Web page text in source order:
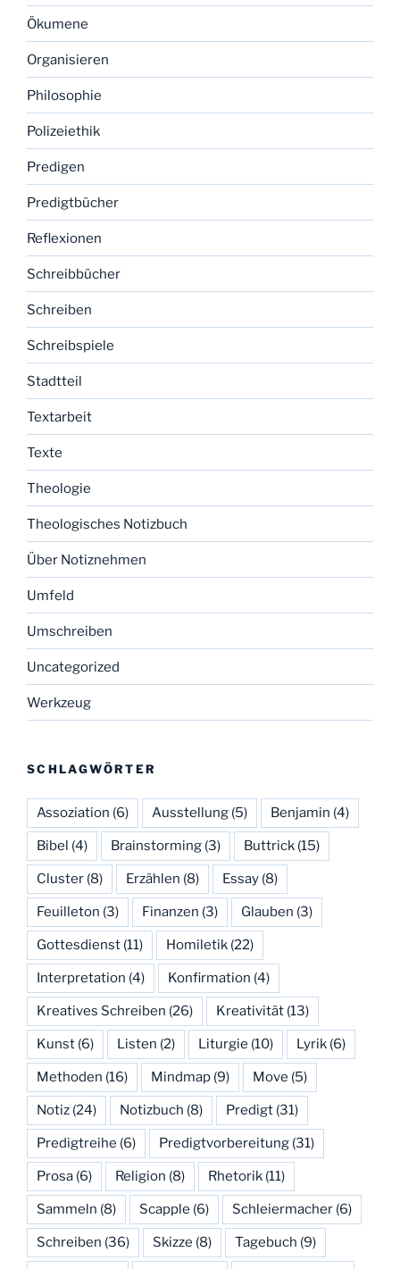
Ökumene
Organisieren
Philosophie
Polizeiethik
Predigen
Predigtbücher
Reflexionen
Schreibbücher
Schreiben
Schreibspiele
Stadtteil
Textarbeit
Texte
Theologie
Theologisches Notizbuch
Über Notiznehmen
Umfeld
Umschreiben
Uncategorized
Werkzeug
SCHLAGWÖRTER
Assoziation (6) Ausstellung (5) Benjamin (4)
Bibel (4) Brainstorming (3) Buttrick (15)
Cluster (8) Erzählen (8) Essay (8)
Feuilleton (3) Finanzen (3) Glauben (3)
Gottesdienst (11) Homiletik (22)
Interpretation (4) Konfirmation (4)
Kreatives Schreiben (26) Kreativität (13)
Kunst (6) Listen (2) Liturgie (10) Lyrik (6)
Methoden (16) Mindmap (9) Move (5)
Notiz (24) Notizbuch (8) Predigt (31)
Predigtreihe (6) Predigtvorbereitung (31)
Prosa (6) Religion (8) Rhetorik (11)
Sammeln (8) Scapple (6) Schleiermacher (6)
Schreiben (36) Skizze (8) Tagebuch (9)